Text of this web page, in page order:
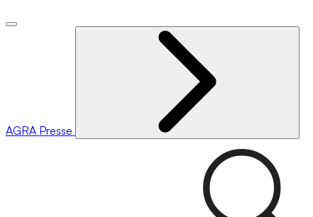
AGRA Presse